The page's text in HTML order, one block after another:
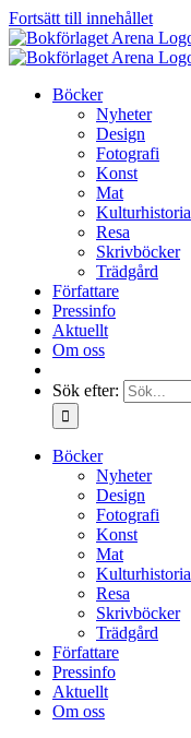
Fortsätt till innehållet
Böcker
Nyheter
Design
Fotografi
Konst
Mat
Kulturhistoria
Resa
Skrivböcker
Trädgård
Författare
Pressinfo
Aktuellt
Om oss
Sök efter:
Böcker
Nyheter
Design
Fotografi
Konst
Mat
Kulturhistoria
Resa
Skrivböcker
Trädgård
Författare
Pressinfo
Aktuellt
Om oss